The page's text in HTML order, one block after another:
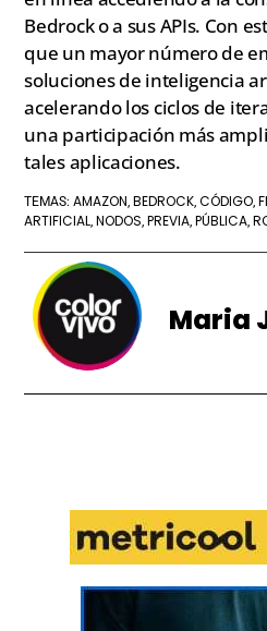
Bedrock o a sus APIs. Con
que un mayor número de
soluciones de inteligencia
acelerando los ciclos de
una participación más
tales aplicaciones.
TEMAS:AMAZON ,BEDROCK ,CÓDIGO ,
ARTIFICIAL ,NODOS ,PREVIA ,PÚBLICA ,
Maria